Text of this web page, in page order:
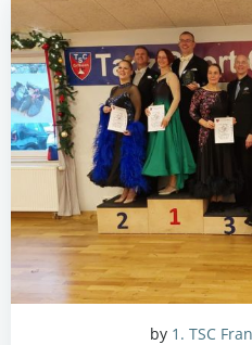
by 1. TSC